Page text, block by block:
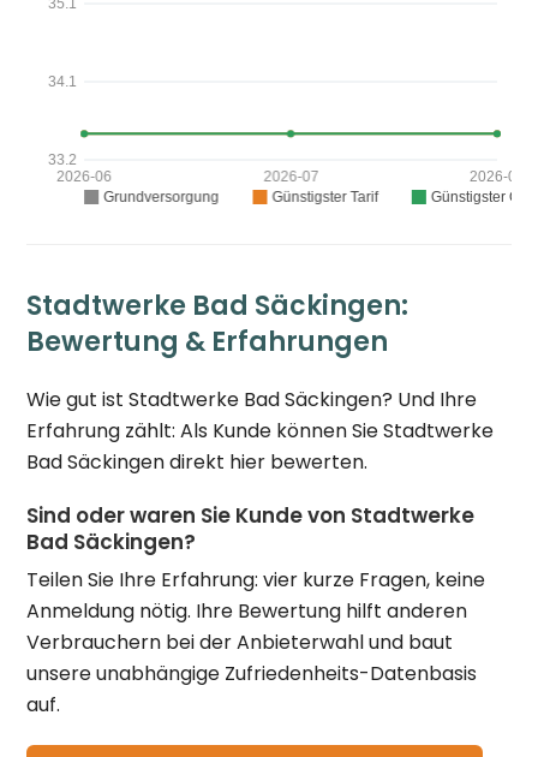
Stadtwerke Bad Säckingen:
Bewertung & Erfahrungen
Wie gut ist Stadtwerke Bad Säckingen? Und Ihre
Erfahrung zählt: Als Kunde können Sie Stadtwerke
Bad Säckingen direkt hier bewerten.
Sind oder waren Sie Kunde von Stadtwerke
Bad Säckingen?
Teilen Sie Ihre Erfahrung: vier kurze Fragen, keine
Anmeldung nötig. Ihre Bewertung hilft anderen
Verbrauchern bei der Anbieterwahl und baut
unsere unabhängige Zufriedenheits-Datenbasis
auf.